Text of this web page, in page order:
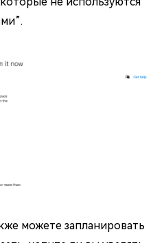
можете запланировать